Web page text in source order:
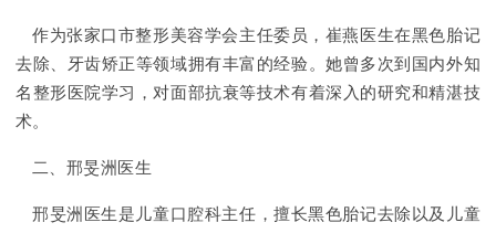
作为张家口市整形美容学会主任委员，崔燕医生在黑色胎记
去除、牙齿矫正等领域拥有丰富的经验。她曾多次到国内外知
名整形医院学习，对面部抗衰等技术有着深入的研究和精湛技
术。
二、邢旻洲医生
邢旻洲医生是儿童口腔科主任，擅长黑色胎记去除以及儿童